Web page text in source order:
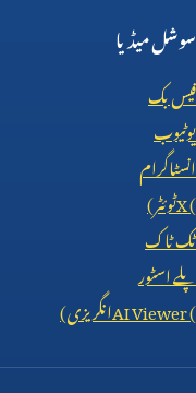
سوشل میڈیا
فیس بک
یوٹیوب
انسٹاگرام
X (ٹوئٹر)
ٹک ٹاک
پلے اسٹور
AI Viewer (انگریزی)